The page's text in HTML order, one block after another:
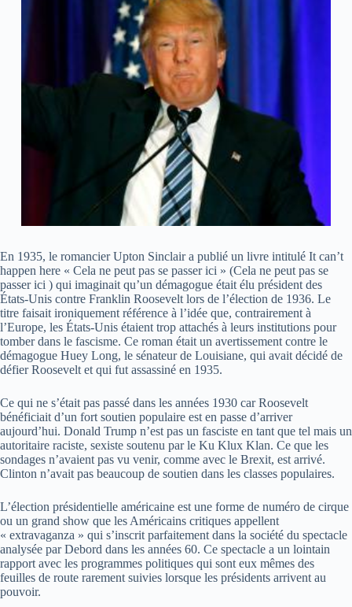
En 1935, le romancier Upton Sinclair a publié un livre intitulé It can’t
happen here « Cela ne peut pas se passer ici » (Cela ne peut pas se
passer ici ) qui imaginait qu’un démagogue était élu président des
États-Unis contre Franklin Roosevelt lors de l’élection de 1936. Le
titre faisait ironiquement référence à l’idée que, contrairement à
l’Europe, les États-Unis étaient trop attachés à leurs institutions pour
tomber dans le fascisme. Ce roman était un avertissement contre le
démagogue Huey Long, le sénateur de Louisiane, qui avait décidé de
défier Roosevelt et qui fut assassiné en 1935.
Ce qui ne s’était pas passé dans les années 1930 car Roosevelt
bénéficiait d’un fort soutien populaire est en passe d’arriver
aujourd’hui. Donald Trump n’est pas un fasciste en tant que tel mais un
autoritaire raciste, sexiste soutenu par le Ku Klux Klan. Ce que les
sondages n’avaient pas vu venir, comme avec le Brexit, est arrivé.
Clinton n’avait pas beaucoup de soutien dans les classes populaires.
L’élection présidentielle américaine est une forme de numéro de cirque
ou un grand show que les Américains critiques appellent
« extravaganza » qui s’inscrit parfaitement dans la société du spectacle
analysée par Debord dans les années 60. Ce spectacle a un lointain
rapport avec les programmes politiques qui sont eux mêmes des
feuilles de route rarement suivies lorsque les présidents arrivent au
pouvoir.